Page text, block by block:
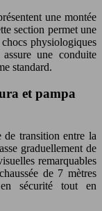
une montée
section permet une
physiologiques
une conduite
standard.
et pampa
de transition entre la
graduellement de
remarquables
de 7 mètres
sécurité tout en